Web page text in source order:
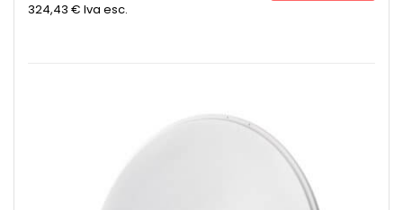
324,43 € Iva esc.